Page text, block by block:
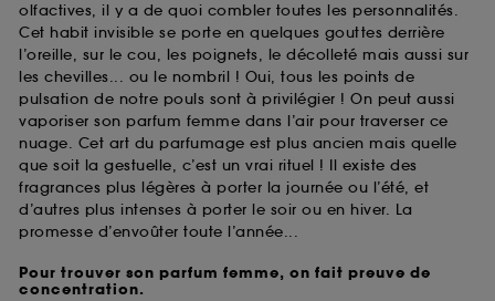
olfactives, il y a de quoi combler toutes les personnalités.
Cet habit invisible se porte en quelques gouttes derrière
l’oreille, sur le cou, les poignets, le décolleté mais aussi sur
les chevilles... ou le nombril ! Oui, tous les points de
pulsation de notre pouls sont à privilégier ! On peut aussi
vaporiser son parfum femme dans l’air pour traverser ce
nuage. Cet art du parfumage est plus ancien mais quelle
que soit la gestuelle, c’est un vrai rituel ! Il existe des
fragrances plus légères à porter la journée ou l’été, et
d’autres plus intenses à porter le soir ou en hiver. La
promesse d’envoûter toute l’année...
Pour trouver son parfum femme, on fait preuve de
concentration.